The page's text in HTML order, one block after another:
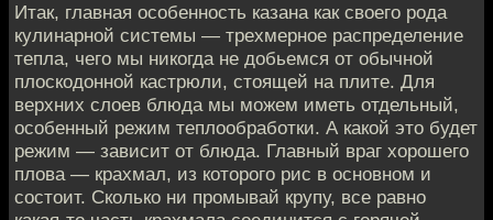
Итак, главная особенность казана как своего рода
кулинарной системы — трехмерное распределение
тепла, чего мы никогда не добьемся от обычной
плоскодонной кастрюли, стоящей на плите. Для
верхних слоев блюда мы можем иметь отдельный,
особенный режим теплообработки. А какой это будет
режим — зависит от блюда. Главный враг хорошего
плова — крахмал, из которого рис в основном и
состоит. Сколько ни промывай крупу, все равно